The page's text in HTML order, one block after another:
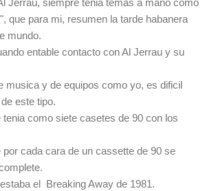
que para mi, resumen la tarde habanera
mundo.
entable contacto con Al Jerrau y su
musica y de equipos como yo, es dificil
este tipo.
tenia como siete casetes de 90 con los
por cada cara de un cassette de 90 se
el Breaking Away de 1981.